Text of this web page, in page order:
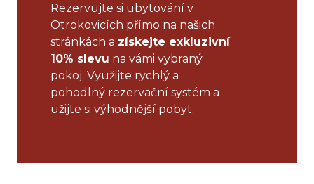
Rezervujte si ubytování v
Otrokovicích přímo na našich
stránkách a získejte exkluzivní
10% slevu na vámi vybraný
pokoj. Využijte rychlý a
pohodlný rezervační systém a
užijte si výhodnější pobyt.